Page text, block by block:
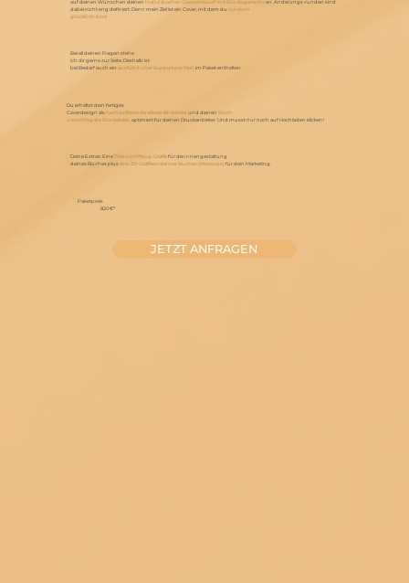
auf deinen Wünschen deinen individuellen Coverentwurf mit Glücksgarantiean. Änderungs-runden sind
dabei nicht eng definiert. Denn mein Ziel ist ein Cover, mit dem durundum
glücklich bist!
Bei all deinen Fragen stehe
ich dir gerne zur Seite. Deshalb ist
bei Bedarf auch ein ausführlicher Support per Mail im Paket enthalten.
Du erhältst dein fertiges
Coverdesign alshochauflösende eBook-Bilddatei und deinen Buch-
umschlag als Druckdatei, optimiert für deinen Druckanbieter. Und musst nur noch auf Hochladen klicken!
Deine Extras: Eine Titelschriftzug-Grafikfür die Innengestaltung
deines Buches plusdrei 3D-Grafiken deines Buches (Mockups) für dein Marketing.
Paketpreis
820 €*
JETZT ANFRAGEN